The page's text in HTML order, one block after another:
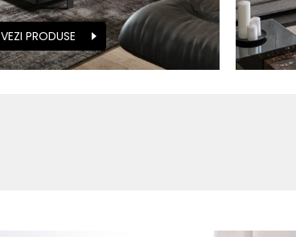
VEZI PRODUSE